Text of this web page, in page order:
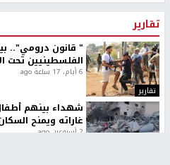
تقارير
تقارير
" قانون درومي"..
الفلسطينيين تحت
6 أيام، 17 ساعة ago
شهداء بينهم
غاراته ويمنح
2 أسبوعين ago